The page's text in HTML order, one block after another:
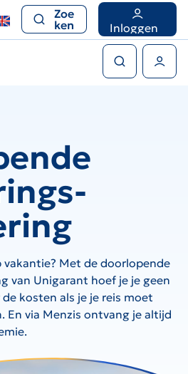
Zoe
ken
Inloggen
vakantie? Met de doorlopende
van Unigarant hoef je je geen
kosten als je je reis moet
En via Menzis ontvang je altijd